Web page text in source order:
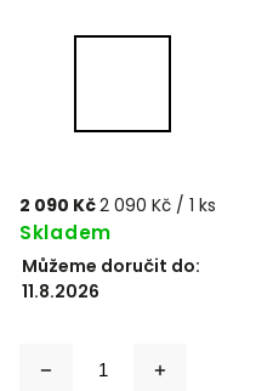
2 090 Kč2 090 Kč / 1 ks
Skladem
Můžeme doručit do:
11.8.2026